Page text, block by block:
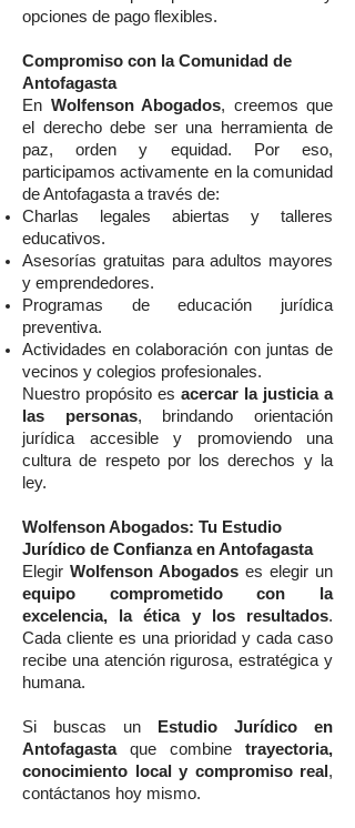
opciones de pago flexibles.
Compromiso con la Comunidad de
Antofagasta
En Wolfenson Abogados, creemos que
el derecho debe ser una herramienta de
paz, orden y equidad. Por eso,
participamos activamente en la comunidad
de Antofagasta a través de:
Charlas legales abiertas y talleres
educativos.
Asesorías gratuitas para adultos mayores
y emprendedores.
Programas de educación jurídica
preventiva.
Actividades en colaboración con juntas de
vecinos y colegios profesionales.
Nuestro propósito es acercar la justicia a
las personas, brindando orientación
jurídica accesible y promoviendo una
cultura de respeto por los derechos y la
ley.
Wolfenson Abogados: Tu Estudio
Jurídico de Confianza en Antofagasta
Elegir Wolfenson Abogados es elegir un
equipo comprometido con la
excelencia, la ética y los resultados.
Cada cliente es una prioridad y cada caso
recibe una atención rigurosa, estratégica y
humana.
Si buscas un
Estudio Jurídico en
Antofagastaque combine trayectoria,
conocimiento local y compromiso real ,
contáctanos hoy mismo.